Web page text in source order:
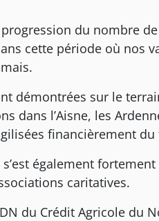
du nombre
cette période où
démontrées sur le
dans l’Aisne, les
financièrement du
également
caritatives.
du Crédit Agricole du